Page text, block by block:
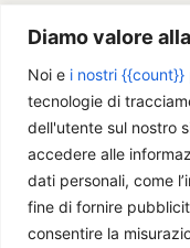
Diamo valore
Noi e i nostri {{count}}
tecnologie di
dell'utente sul nostro
accedere alle
dati personali, come
fine di fornire
consentire la
Chi siamo